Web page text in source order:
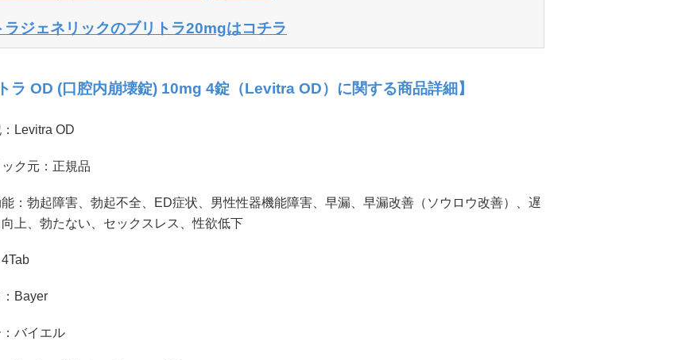
ラジェネリックのブリトラ20mgはコチラ
ラ OD (口腔内崩壊錠) 10mg 4錠（Levitra OD）に関する商品詳細】
Levitra OD
ク元：正規品
：勃起障害、勃起不全、ED症状、男性性器機能障害、早漏、早漏改善（ソウロウ改善）、遅
上、勃たない、セックスレス、性欲低下
Bayer
：バイエル